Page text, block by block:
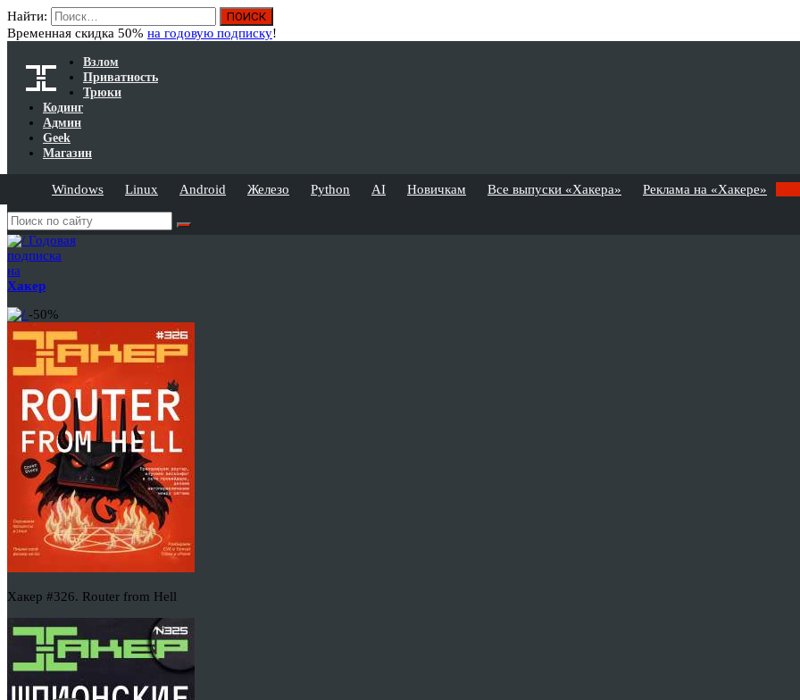
Найти:
Временная скидка 50% на годовую подписку!
Взлом
Приватность
Трюки
Кодинг
Админ
Geek
Магазин
Windows Linux Android Железо Python AI Новичкам Все выпуски «Хакера» Реклама на «Хакере»
Годовая
подписка
на
Хакер
-50%
Хакер #326. Router from Hell